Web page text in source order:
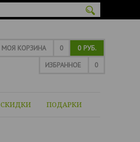
МОЯ КОРЗИНА 0
0 РУБ.
ИЗБРАННОЕ
0
СКИДКИ ПОДАРКИ